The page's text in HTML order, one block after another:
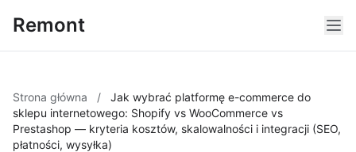
Remont
Strona główna /
Jak wybrać platformę e-commerce do
sklepu internetowego: Shopify vs WooCommerce vs
Prestashop — kryteria kosztów, skalowalności i integracji (SEO,
płatności, wysyłka)